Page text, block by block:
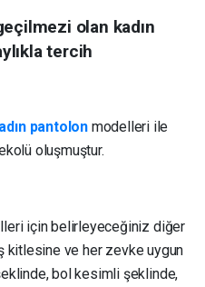
olan kadın
tercih
pantolonmodelleri ile
oluşmuştur.
için belirleyeceğiniz diğer
kitlesine ve her zevke uygun
bol kesimli şeklinde,